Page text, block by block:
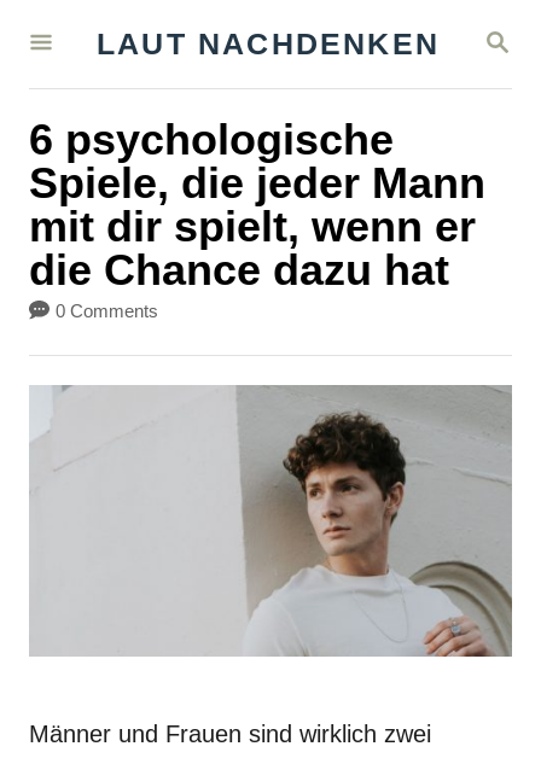
S
A
H
LAUT NACHDENKEN
6 psychologische
Spiele, die jeder Mann
mit dir spielt, wenn er
die Chance dazu hat
0 Comments
Männer und Frauen sind wirklich zwei